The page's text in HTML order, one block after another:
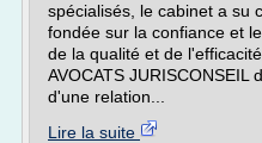
spécialisés, le cabinet a su
fondée sur la confiance et
de la qualité et de
AVOCATS JURISCONSEIL
d'une relation...
Lire la suite